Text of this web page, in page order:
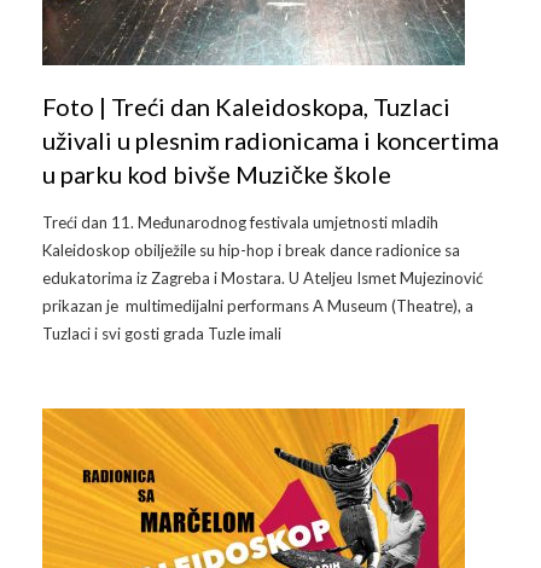
Video 2011
Video 2012
Video 2014
Video 2015
Video 2016
Video 2018
Galerija 2010
Galerija 2011
Galerija 2013
Galerija 2014
Galerija 2015
Galerija 2017
Galerija 2018
Galerija 2019
Arhiva
Kontakt
Foto | Treći dan Kaleidoskopa, Tuzlaci
uživali u plesnim radionicama i koncertima
u parku kod bivše Muzičke škole
Treći dan 11. Međunarodnog festivala umjetnosti mladih
Kaleidoskop obilježile su hip-hop i break dance radionice sa
edukatorima iz Zagreba i Mostara. U Ateljeu Ismet Mujezinović
prikazan je multimedijalni performans A Museum (Theatre), a
Tuzlaci i svi gosti grada Tuzle imali